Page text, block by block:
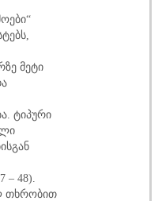
მეტი
ტიპური
– 48).
თხრობით